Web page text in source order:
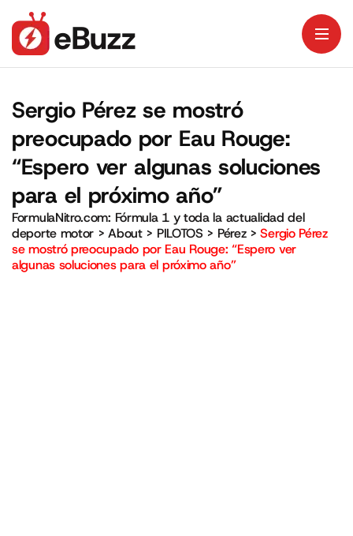
Sergio Pérez se mostró
preocupado por Eau Rouge:
“Espero ver algunas soluciones
para el próximo año”
FormulaNitro.com: Fórmula 1 y toda la actualidad del
deporte motor >About> PILOTOS > Pérez>Sergio Pérez
se mostró preocupado por Eau Rouge: “Espero ver
algunas soluciones para el próximo año”